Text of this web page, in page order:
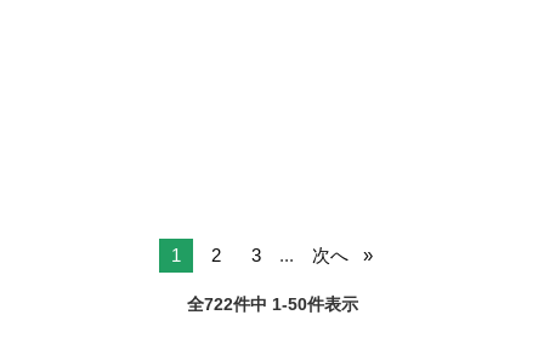
1 2 3 ... 次へ
全722件中 1-50件表示